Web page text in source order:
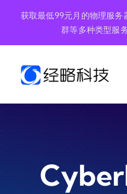
内
获取最低99元月的物理服
群等多种类型服